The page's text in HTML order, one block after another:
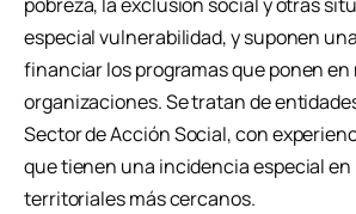
especial vulnerabilidad, y suponen
financiar los programas que ponen
organizaciones. Se tratan de
Sector de Acción Social, con
que tienen una incidencia especial en
territoriales más cercanos.